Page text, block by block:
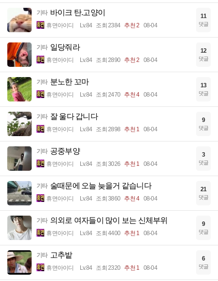
기타 바이크 탄.고양이
휴면아이디 Lv.84 조회 2384 추천 2 08-04
11
댓글
기타 일당줘라
휴면아이디 Lv.84 조회 2890 추천 2 08-04
12
댓글
기타 분노한 꼬마
휴면아이디 Lv.84 조회 2470 추천 4 08-04
13
댓글
기타 잘 울다 갑니다
휴면아이디 Lv.84 조회 2898 추천 1 08-04
9
댓글
기타 공중부양
휴면아이디 Lv.84 조회 3026 추천 1 08-04
3
댓글
기타 술때문에 오늘 늦을거 같습니다
휴면아이디 Lv.84 조회 3860 추천 4 08-04
21
댓글
기타 의외로 여자들이 많이 보는 신체부위
휴면아이디 Lv.84 조회 4400 추천 1 08-04
9
댓글
기타 고추밭
휴면아이디 Lv.84 조회 2320 추천 1 08-04
6
댓글